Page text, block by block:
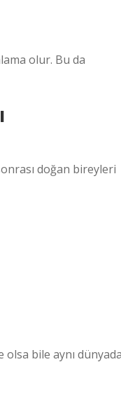
olur. Bu da
doğan bireyleri
olsa bile aynı